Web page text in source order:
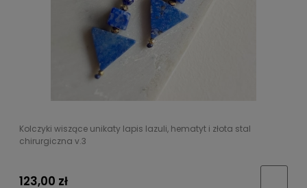
Kolczyki wiszące unikaty lapis lazuli, hematyt i złota stal
chirurgiczna v.3
123,00 zł